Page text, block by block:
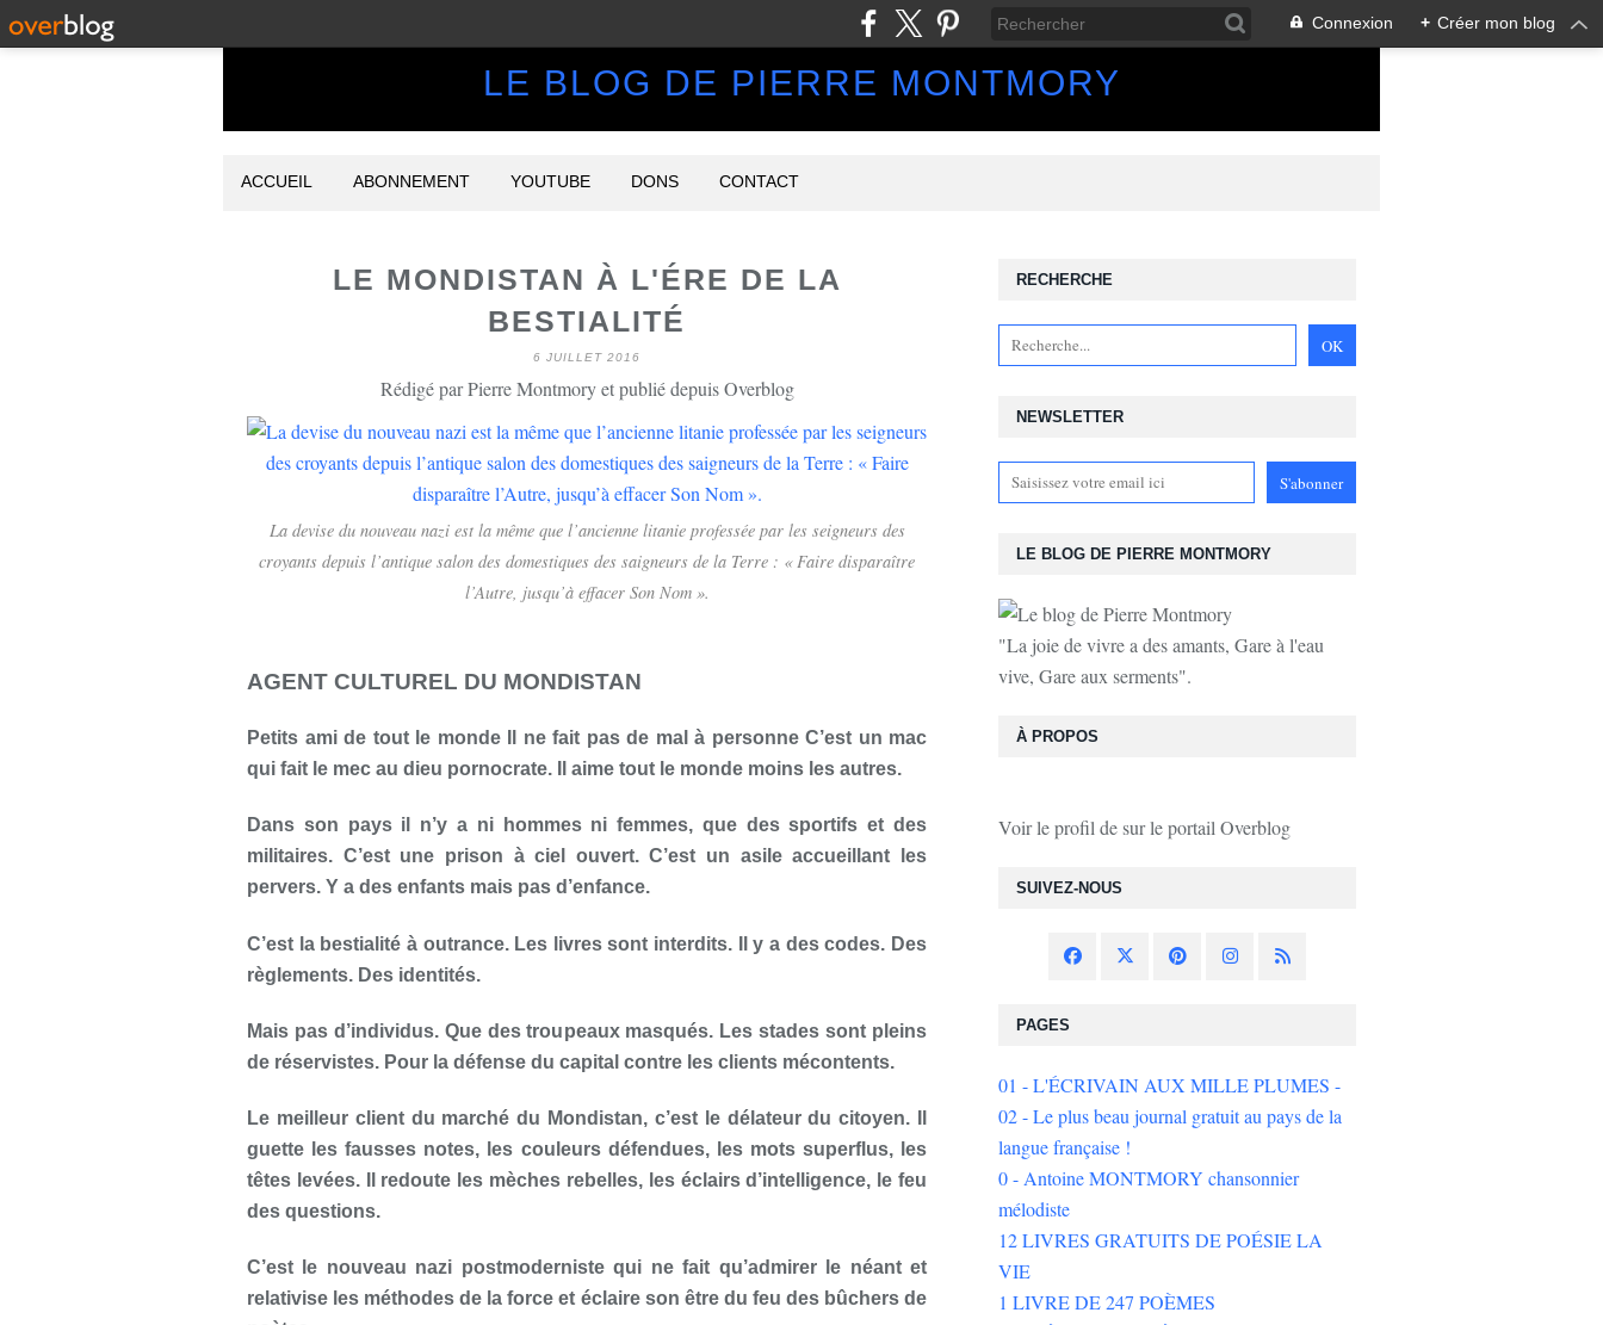
Connexion + Créer mon blog
LE BLOG DE PIERRE MONTMORY
ACCUEIL ABONNEMENT YOUTUBE DONS CONTACT
LE MONDISTAN À L'ÉRE DE LA
BESTIALITÉ
6 JUILLET 2016
Rédigé par Pierre Montmory et publié depuis Overblog
La devise du nouveau nazi est la même que l’ancienne litanie professée par les seigneurs des
croyants depuis l’antique salon des domestiques des saigneurs de la Terre : « Faire disparaître
l’Autre, jusqu’à effacer Son Nom ».
AGENT CULTUREL DU MONDISTAN
Petits ami de tout le monde Il ne fait pas de mal à personne C’est un mac
qui fait le mec au dieu pornocrate. Il aime tout le monde moins les autres.
Dans son pays il n’y a ni hommes ni femmes, que des sportifs et des
militaires. C’est une prison à ciel ouvert. C’est un asile accueillant les
pervers. Y a des enfants mais pas d’enfance.
C’est la bestialité à outrance. Les livres sont interdits. Il y a des codes. Des
règlements. Des identités.
Mais pas d’individus. Que des troupeaux masqués. Les stades sont pleins
de réservistes. Pour la défense du capital contre les clients mécontents.
Le meilleur client du marché du Mondistan, c’est le délateur du citoyen. Il
guette les fausses notes, les couleurs défendues, les mots superflus, les
têtes levées. Il redoute les mèches rebelles, les éclairs d’intelligence, le feu
des questions.
C’est le nouveau nazi postmoderniste qui ne fait qu’admirer le néant et
relativise les méthodes de la force et éclaire son être du feu des bûchers de
NEWSLETTER
SUIVEZ-NOUS
RECHERCHE
LE BLOG DE PIERRE MONTMORY
"La joie de vivre a des amants, Gare à l'eau
vive, Gare aux serments".
À PROPOS
Voir le profil desur le portail Overblog
PAGES
01 - L'ÉCRIVAIN AUX MILLE PLUMES -
02 - Le plus beau journal gratuit au pays de la
langue française !
0 - Antoine MONTMORY chansonnier
mélodiste
12 LIVRES GRATUITS DE POÉSIE LA
VIE
1 LIVRE DE 247 POÈMES